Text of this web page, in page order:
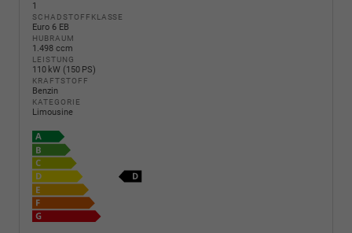
1
SCHADSTOFFKLASSE
Euro 6 EB
HUBRAUM
1.498 ccm
LEISTUNG
110 kW (150 PS)
KRAFTSTOFF
Benzin
KATEGORIE
Limousine